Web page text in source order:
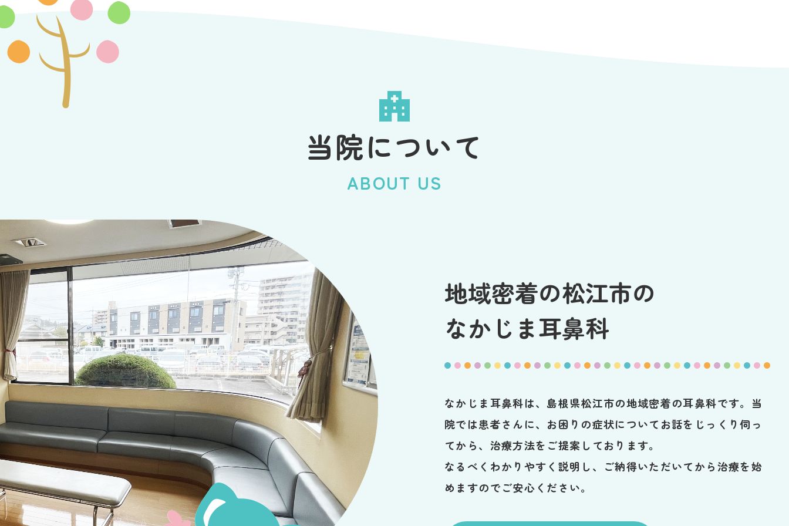
当院について
ABOUT US
地域密着の松江市の
なかじま耳鼻科
なかじま耳鼻科は、島根県松江市の地域密着の耳鼻科です。当
院では患者さんに、お困りの症状についてお話をじっくり伺っ
てから、治療方法をご提案しております。
なるべくわかりやすく説明し、ご納得いただいてから治療を始
めますのでご安心ください。